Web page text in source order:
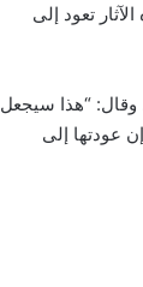
تعود إلى
الأمريكية لإعادتها 105 قطعة أثرية مهربة، وقال: “هذا سيجعل
عودتها إلى